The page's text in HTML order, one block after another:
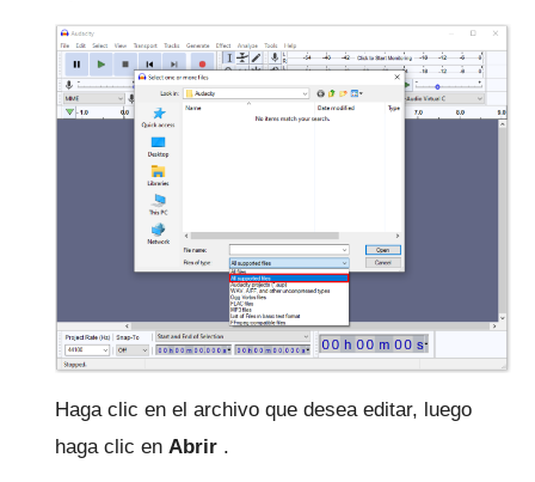
Haga clic en el archivo que desea editar, luego
haga clic en Abrir .